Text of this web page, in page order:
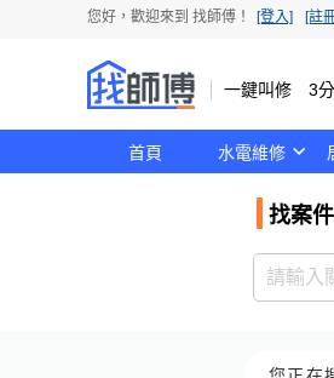
您好，歡迎來到 找師傅 ！ [登入] [註
一鍵叫修 3
首頁 水電維修
找案件